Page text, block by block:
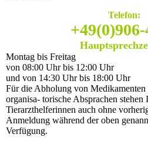
Telefon:
Montag bis Freitag
von 08:00 Uhr bis 12:00 Uhr
und von 14:30 Uhr bis 18:00 Uhr
Für die Abholung von
organisa- torische Absprachen stehen
Tierarzthelferinnen auch ohne
Anmeldung während der oben
Verfügung.